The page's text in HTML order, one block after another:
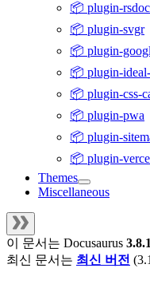
📦 plugin-
📦 plugin-svgr
📦 plugin-
📦 plugin-
📦 plugin-css-
📦 plugin-pwa
📦 plugin-
📦 plugin-
Themes
Miscellaneous
이 문서는 Docusaurus 3.8.1
최신 문서는 최신 버전 (